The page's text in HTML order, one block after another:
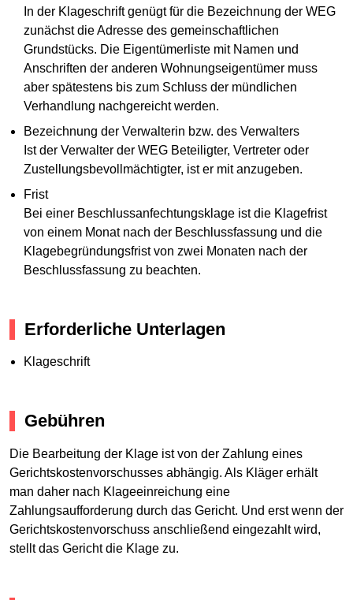
In der Klageschrift genügt für die Bezeichnung der WEG
zunächst die Adresse des gemeinschaftlichen
Grundstücks. Die Eigentümerliste mit Namen und
Anschriften der anderen Wohnungseigentümer muss
aber spätestens bis zum Schluss der mündlichen
Verhandlung nachgereicht werden.
Bezeichnung der Verwalterin bzw. des Verwalters
Ist der Verwalter der WEG Beteiligter, Vertreter oder
Zustellungsbevollmächtigter, ist er mit anzugeben.
Frist
Bei einer Beschlussanfechtungsklage ist die Klagefrist
von einem Monat nach der Beschlussfassung und die
Klagebegründungsfrist von zwei Monaten nach der
Beschlussfassung zu beachten.
Erforderliche Unterlagen
Klageschrift
Gebühren
Die Bearbeitung der Klage ist von der Zahlung eines
Gerichtskostenvorschusses abhängig. Als Kläger erhält
man daher nach Klageeinreichung eine
Zahlungsaufforderung durch das Gericht. Und erst wenn der
Gerichtskostenvorschuss anschließend eingezahlt wird,
stellt das Gericht die Klage zu.